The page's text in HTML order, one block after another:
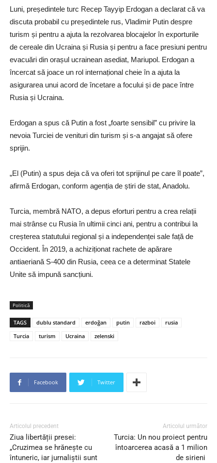
Luni, președintele turc Recep Tayyip Erdogan a declarat că va
discuta probabil cu președintele rus, Vladimir Putin despre
turism și pentru a ajuta la rezolvarea blocajelor în exporturile
de cereale din Ucraina și Rusia și pentru a face presiuni pentru
evacuări din orașul ucrainean asediat, Mariupol. Erdogan a
încercat să joace un rol internațional cheie în a ajuta la
asigurarea unui acord de încetare a focului și de pace între
Rusia și Ucraina.
Erdogan a spus că Putin a fost „foarte sensibil” cu privire la
nevoia Turciei de venituri din turism și s-a angajat să ofere
sprijin.
„El (Putin) a spus deja că va oferi tot sprijinul pe care îl poate”,
afirmă Erdogan, conform agenția de știri de stat, Anadolu.
Turcia, membră NATO, a depus eforturi pentru a crea relații
mai strânse cu Rusia în ultimii cinci ani, pentru a contribui la
creșterea statutului regional și a independenței sale față de
Occident. În 2019, a achiziționat rachete de apărare
antiaeriană S-400 din Rusia, ceea ce a determinat Statele
Unite să impună sancțiuni.
Politică
TAGS dublu standard erdoğan putin razboi
rusia
Turcia
turism Ucraina zelenski
Facebook Twitter
Articolul precedent
Ziua libertății presei:
„Cruzimea se hrănește cu
întuneric, iar jurnaliștii sunt
Articolul următor
Turcia: Un nou proiect pentru
întoarcerea acasă a 1 milion
de sirieni